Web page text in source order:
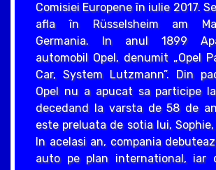
Comisiei Europene în iulie 2017.
afla în Rüsselsheim am
Germania. In anul 1899
automobil Opel, denumit „Opel
Car, System Lutzmann”. Din
Opel nu a apucat sa participe
decedand la varsta de 58 de
este preluata de sotia lui,
In acelasi an, compania
auto pe plan international, iar